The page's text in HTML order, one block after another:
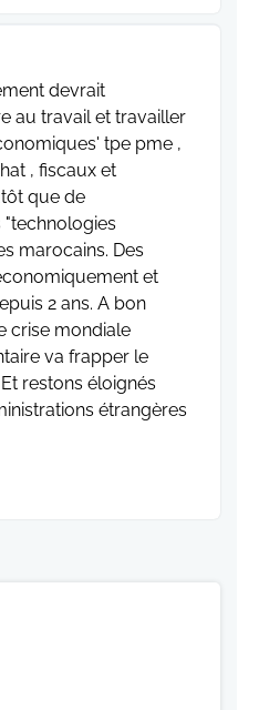
devrait
au travail et travailler
tpe pme ,
, fiscaux et
que de
marocains. Des
et
2 ans. A bon
crise mondiale
va frapper le
restons éloignés
étrangères